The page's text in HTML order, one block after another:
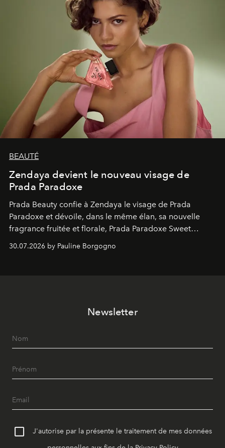
BEAUTÉ
Zendaya devient le nouveau visage de
Prada Paradoxe
Prada Beauty confie à Zendaya le visage de Prada
Paradoxe et dévoile, dans le même élan, sa nouvelle
fragrance fruitée et florale, Prada Paradoxe Sweet
Chemistry Eau de Parfum.
30.07.2026 by Pauline Borgogno
Newsletter
J'autorise par la présente le traitement de mes données